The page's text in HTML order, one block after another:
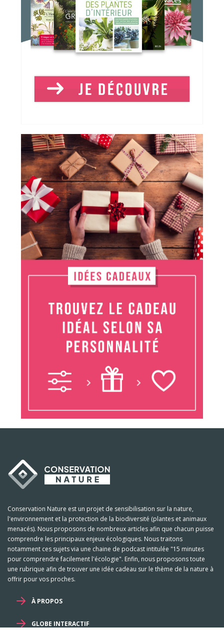
Conservation Nature est un projet de sensibilisation sur la nature,
l'environnement et la protection de la biodiversité (plantes et animaux
menacés). Nous proposons de nombreux articles afin que chacun puisse
comprendre les principaux enjeux écologiques. Nous traitons
notamment ces sujets via une chaine de podcast intitulée "15 minutes
pour comprendre facilement l'écologie". Enfin, nous proposons toute
une rubrique afin de trouver une idée cadeau sur le thème de la nature à
offrir pour vos proches.
À PROPOS
GLOBE INTERACTIF